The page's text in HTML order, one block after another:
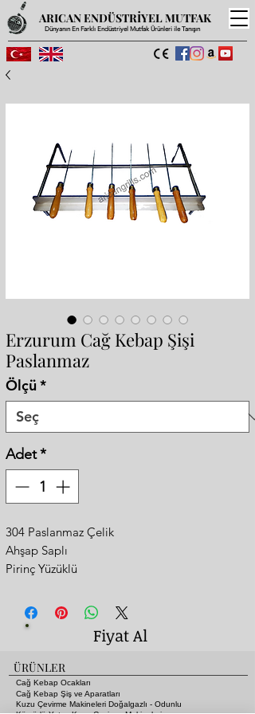
Dünyanın En Farklı Endüstriyel Mutfak Ürünleri ile Tanışın
ARICAN ENDÜSTRİYEL MUTFAK
Erzurum Cağ Kebap Şişi
Paslanmaz
Ölçü*
Adet*
304 Paslanmaz Çelik
Ahşap Saplı
Pirinç Yüzüklü
Perçinleme Sistemi
Uzun Yıllara Kullanabileceğiniz Dayanıklı ve
Arican Grup Güvencesiyle
Satın Almak İçin Tıklayın
Fiyat Al
ÜRÜNLER
Cağ Kebap Ocakları
Cağ Kebap Şiş ve Aparatları
Kuzu Çevirme Makineleri Doğalgazlı - Odunlu